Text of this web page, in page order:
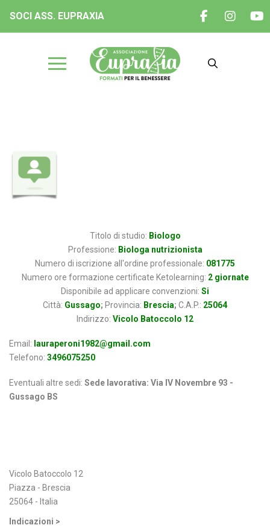
SOCI ASS. EUPRAXIA
Titolo di studio: Biologo
Professione: Biologa nutrizionista
Numero di iscrizione all'ordine professionale: 081775
Numero ore formazione certificate Ketolearning: 2 giornate
Disponibile ad applicare convenzioni: Si
Città: Gussago; Provincia: Brescia; C.A.P.: 25064
Indirizzo: Vicolo Batoccolo 12
Email: lauraperoni1982@gmail.com
Telefono: 3496075250
Eventuali altre sedi: Sede lavorativa: Via IV Novembre 93 -
Gussago BS
Vicolo Batoccolo 12
Piazza - Brescia
25064 - Italia
Indicazioni >